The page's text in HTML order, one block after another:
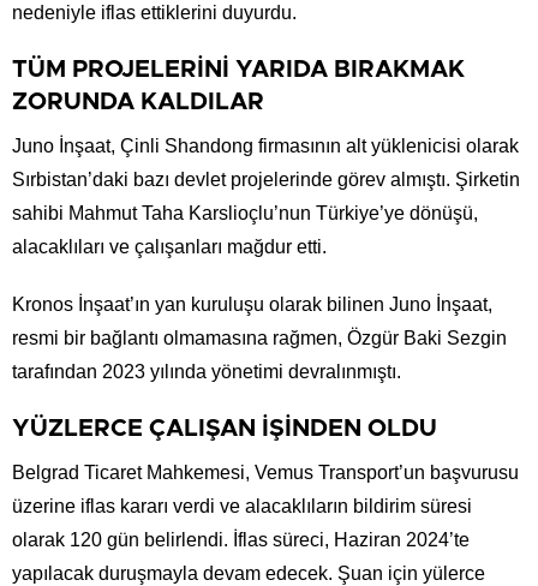
nedeniyle iflas ettiklerini duyurdu.
TÜM PROJELERİNİ YARIDA BIRAKMAK
ZORUNDA KALDILAR
Juno İnşaat, Çinli Shandong firmasının alt yüklenicisi olarak
Sırbistan’daki bazı devlet projelerinde görev almıştı. Şirketin
sahibi Mahmut Taha Karslioçlu’nun Türkiye’ye dönüşü,
alacaklıları ve çalışanları mağdur etti.
Kronos İnşaat’ın yan kuruluşu olarak bilinen Juno İnşaat,
resmi bir bağlantı olmamasına rağmen, Özgür Baki Sezgin
tarafından 2023 yılında yönetimi devralınmıştı.
YÜZLERCE ÇALIŞAN İŞİNDEN OLDU
Belgrad Ticaret Mahkemesi, Vemus Transport’un başvurusu
üzerine iflas kararı verdi ve alacaklıların bildirim süresi
olarak 120 gün belirlendi. İflas süreci, Haziran 2024’te
yapılacak duruşmayla devam edecek. Şuan için yülerce